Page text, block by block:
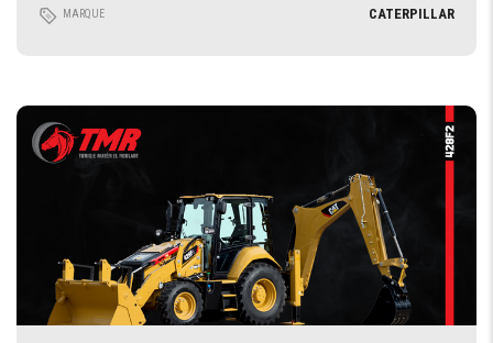
MARQUE CATERPILLAR